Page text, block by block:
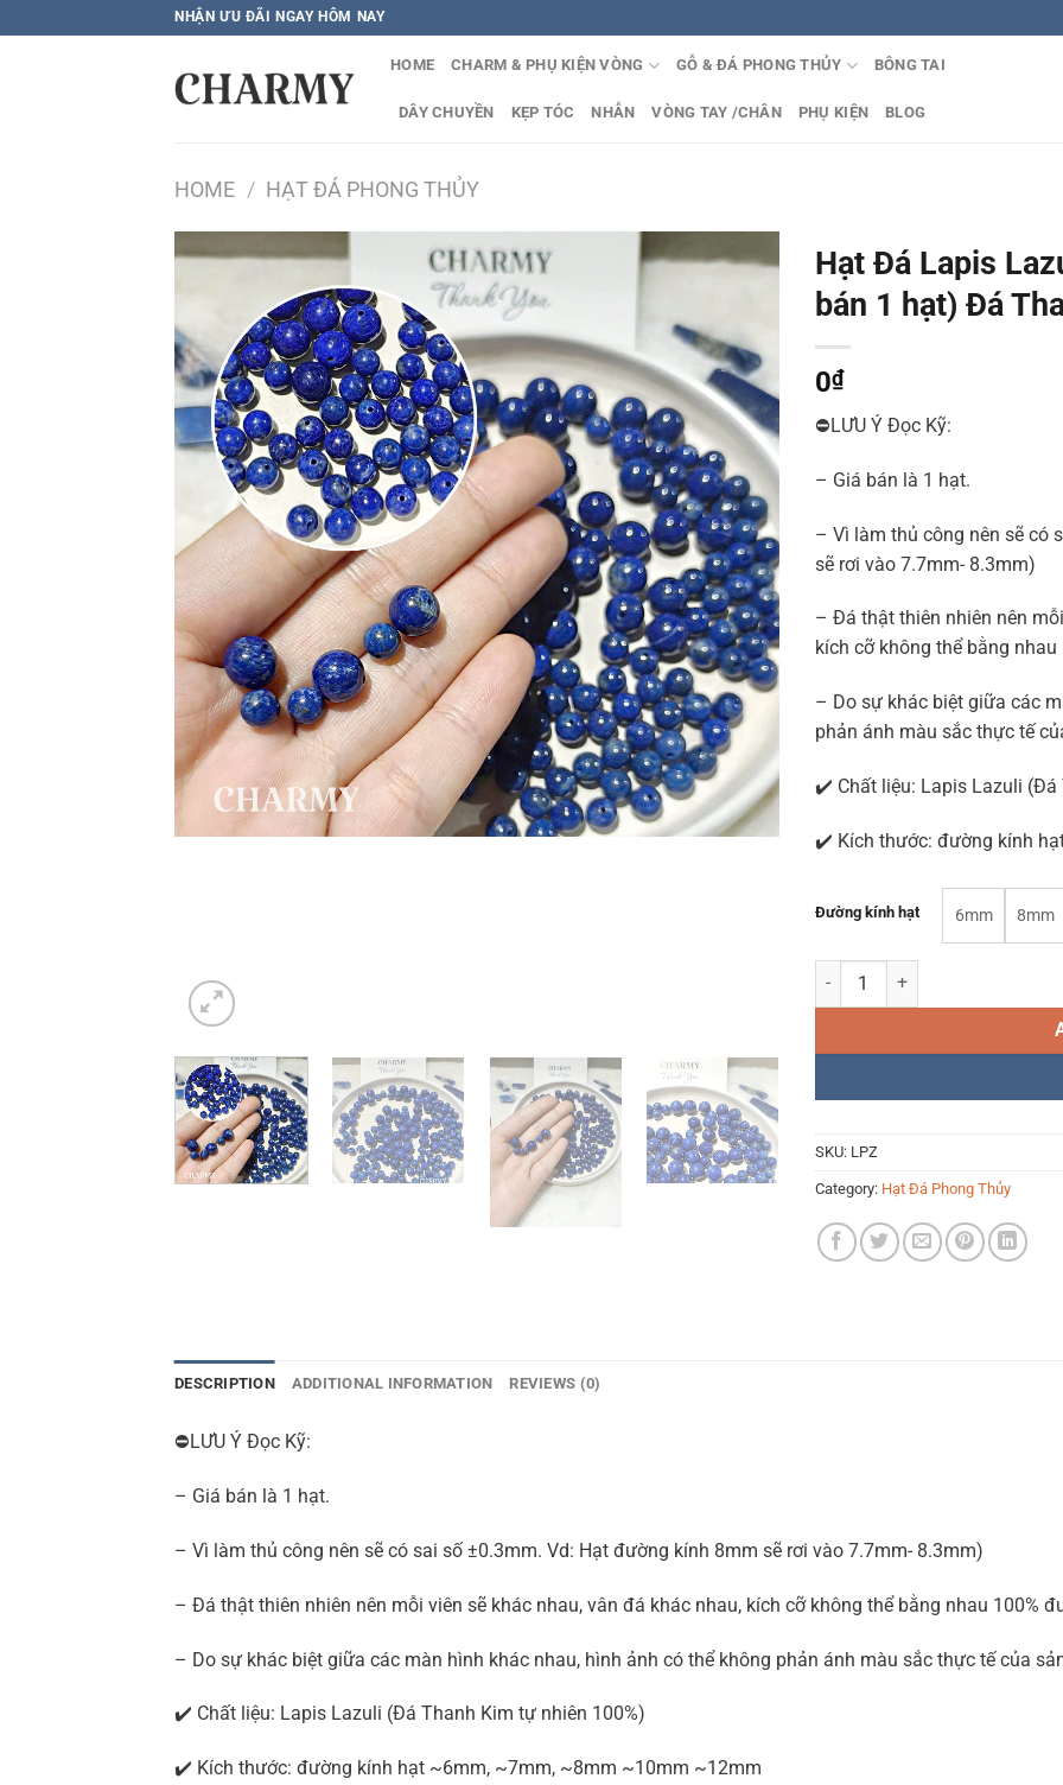
qua
NHẬN ƯU ĐÃI NGAY HÔM NAY
HOME CHARM & PHỤ KIỆN VÒNG GỖ & ĐÁ PHONG THỦY BÔNG TAI
DÂY CHUYỀN KẸP TÓC NHẪN VÒNG TAY /CHÂN PHỤ KIỆN BLOG
HOME / HẠT ĐÁ PHONG THỦY
Hạt Đá Lapis
bán 1 hạt) Đá
0₫
⛔LƯU Ý Đọc Kỹ:
– Giá bán là 1 hạt.
– Vì làm thủ công nên sẽ có
sẽ rơi vào 7.7mm- 8.3mm)
– Đá thật thiên nhiên nên
kích cỡ không thể bằng
– Do sự khác biệt giữa các
phản ánh màu sắc thực tế
✔️ Chất liệu: Lapis Lazuli (Đá
✔️ Kích thước: đường kính
Đường kính hạt 6mm 8mm
Hạt Đá Lapis Lazuli tự nhiên
SKU: LPZ
Category: Hạt Đá Phong Thủy
DESCRIPTION ADDITIONAL INFORMATION REVIEWS (0)
⛔LƯU Ý Đọc Kỹ:
– Giá bán là 1 hạt.
– Vì làm thủ công nên sẽ có sai số ±0.3mm. Vd: Hạt đường kính 8mm sẽ rơi vào 7.7mm- 8.3mm)
– Đá thật thiên nhiên nên mỗi viên sẽ khác nhau, vân đá khác nhau, kích cỡ không thể bằng nhau 100%
– Do sự khác biệt giữa các màn hình khác nhau, hình ảnh có thể không phản ánh màu sắc thực tế của
✔️ Chất liệu: Lapis Lazuli (Đá Thanh Kim tự nhiên 100%)
✔️ Kích thước: đường kính hạt ~6mm, ~7mm, ~8mm ~10mm ~12mm